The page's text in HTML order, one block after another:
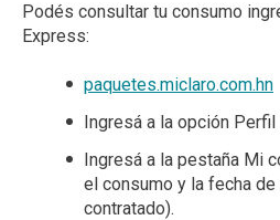
Podés consultar tu consumo
Express:
paquetes.miclaro.com.hn
Ingresá a la opción Perfil
Ingresá a la pestaña Mi
el consumo y la fecha
contratado).